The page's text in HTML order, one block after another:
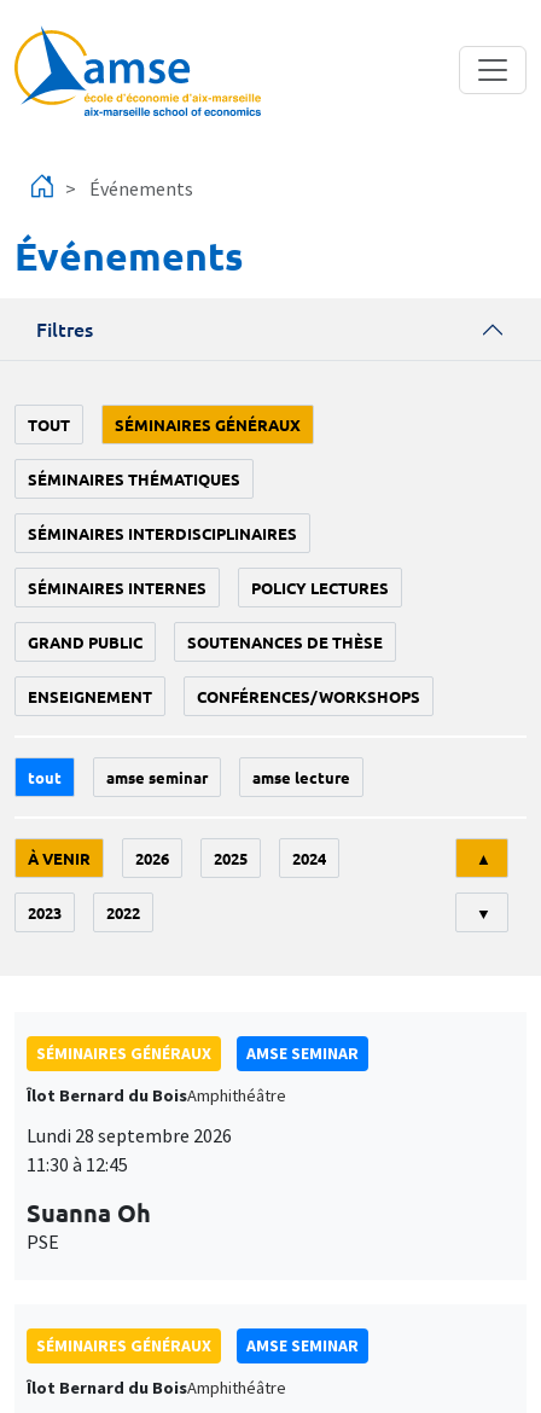
Événements
Événements
Filtres
TOUT SÉMINAIRES GÉNÉRAUX
SÉMINAIRES THÉMATIQUES
SÉMINAIRES INTERDISCIPLINAIRES
SÉMINAIRES INTERNES POLICY LECTURES
GRAND PUBLIC SOUTENANCES DE THÈSE
ENSEIGNEMENT CONFÉRENCES/WORKSHOPS
tout amse seminar amse lecture
À VENIR 2026 2025 2024
2023 2022
▲
▼
SÉMINAIRES GÉNÉRAUX
AMSE SEMINAR
Îlot Bernard du BoisAmphithéâtre
Lundi 28 septembre 2026
11:30 à 12:45
Suanna Oh
PSE
SÉMINAIRES GÉNÉRAUX
AMSE SEMINAR
Îlot Bernard du BoisAmphithéâtre